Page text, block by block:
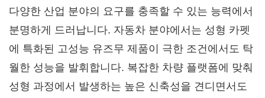
다양한 산업 분야의 요구를 충족할 수 있는 능력에서
분명하게 드러납니다. 자동차 분야에서는 성형 카펫
에 특화된 고성능 유즈무 제품이 극한 조건에서도 탁
월한 성능을 발휘합니다. 복잡한 차량 플랫폼에 맞춰
성형 과정에서 발생하는 높은 신축성을 견디면서도